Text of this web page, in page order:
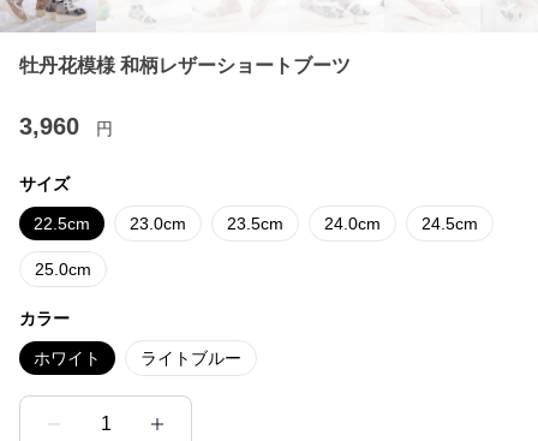
牡丹花模様 和柄レザーショートブーツ
3,960 円
サイズ
22.5cm 23.0cm 23.5cm 24.0cm 24.5cm
25.0cm
カラー
ホワイト ライトブルー
1